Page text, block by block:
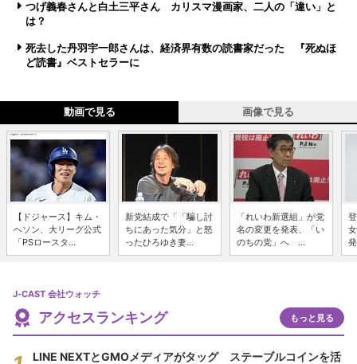
つげ義春さんと白土三平さん カリスマ漫画家、二人の「違い」と
は？
死去した丹羽宇一郎さんは、経済界有数の読書家だった 『死ぬほ
ど読書』ベストセラーに
動画で見る 画像で見る
【ドジャース】キム・
ヘソン、大リーグ公式
「PSロースタ...
新党結成で「「騙し討
ちにあった気分」と怒
ったひろゆき妻...
「れいわ新選組」が党
名の変更を発表、「い
のちの党」へ ...
J-CAST 会社ウォッチ
アクセスランキング もっと見る
LINE NEXTとGMOメディアがタッグ ステーブルコインを活